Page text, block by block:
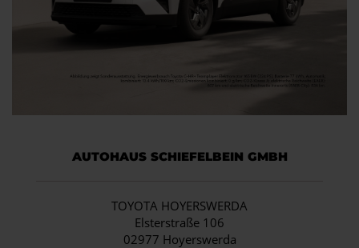
AUTOHAUS SCHIEFELBEIN GMBH
TOYOTA HOYERSWERDA
Elsterstraße 106
02977 Hoyerswerda